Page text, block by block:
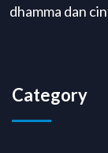
dhamma dan
Category